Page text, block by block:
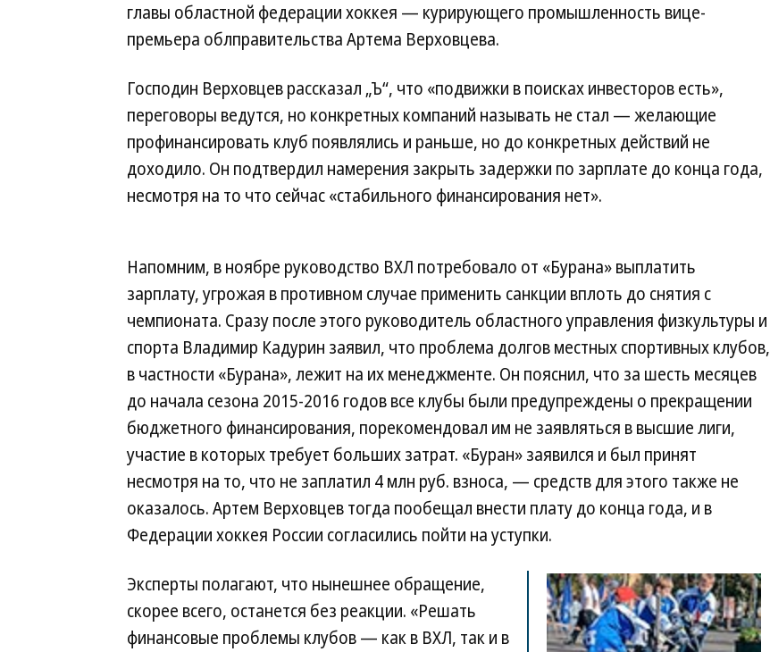
главы областной федерации хоккея — курирующего промышленность вице-
премьера облправительства Артема Верховцева.
Господин Верховцев рассказал „Ъ“, что «подвижки в поисках инвесторов есть»,
переговоры ведутся, но конкретных компаний называть не стал — желающие
профинансировать клуб появлялись и раньше, но до конкретных действий не
доходило. Он подтвердил намерения закрыть задержки по зарплате до конца года,
несмотря на то что сейчас «стабильного финансирования нет».
Напомним, в ноябре руководство ВХЛ потребовало от «Бурана» выплатить
зарплату, угрожая в противном случае применить санкции вплоть до снятия с
чемпионата. Сразу после этого руководитель областного управления физкультуры и
спорта Владимир Кадурин заявил, что проблема долгов местных спортивных клубов,
в частности «Бурана», лежит на их менеджменте. Он пояснил, что за шесть месяцев
до начала сезона 2015-2016 годов все клубы были предупреждены о прекращении
бюджетного финансирования, порекомендовал им не заявляться в высшие лиги,
участие в которых требует больших затрат. «Буран» заявился и был принят
несмотря на то, что не заплатил 4 млн руб. взноса, — средств для этого также не
оказалось. Артем Верховцев тогда пообещал внести плату до конца года, и в
Федерации хоккея России согласились пойти на уступки.
Эксперты полагают, что нынешнее обращение,
скорее всего, останется без реакции. «Решать
финансовые проблемы клубов — как в ВХЛ, так и в